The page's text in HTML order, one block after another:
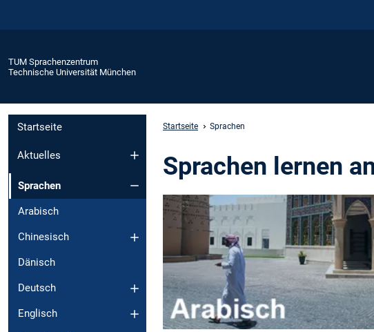
TUM Sprachenzentrum
Technische Universität München
Startseite
Aktuelles
Sprachen
Arabisch
Chinesisch
Dänisch
Deutsch
Englisch
Startseite Sprachen
Sprachen lernen